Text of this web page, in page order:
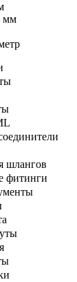
мм
шлангов
фитинги